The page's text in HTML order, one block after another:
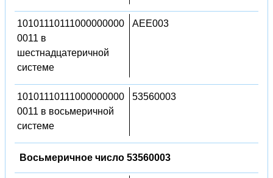
10101110111000000000
0011 в
шестнадцатеричной
системе
AEE003
10101110111000000000
0011 в восьмеричной
системе
53560003
Восьмеричное число 53560003